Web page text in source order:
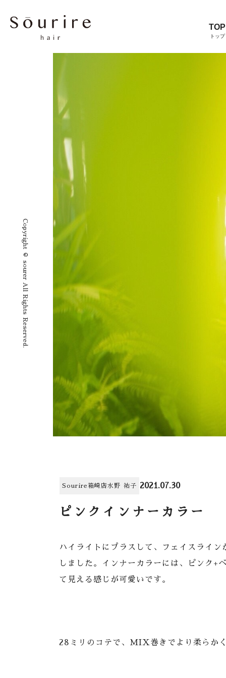
TOP
トップ
Copyright © sourer All Rights Reserved.
Sourire箱崎店水野 祐子 2021.07.30
ピンクインナーカラー
ハイライトにプラスして、フェイスライ
しました。インナーカラーには、ピンク+
て見える感じが可愛いです。
28ミリのコテで、MIX巻きでより柔らか